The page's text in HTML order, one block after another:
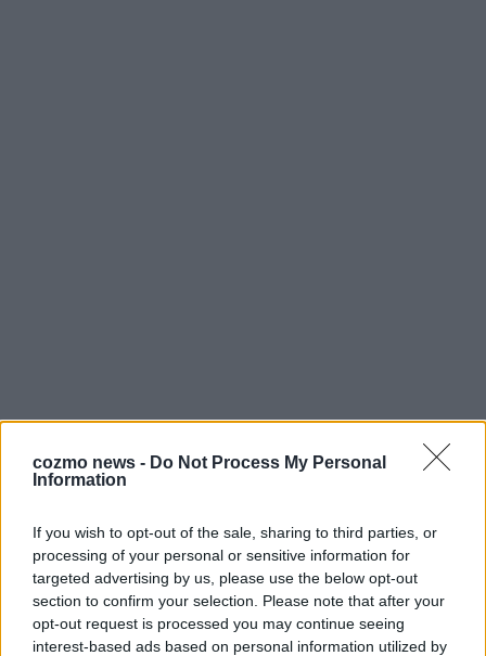
cozmo news - Do Not Process My Personal
Information
If you wish to opt-out of the sale, sharing to third parties, or
processing of your personal or sensitive information for
targeted advertising by us, please use the below opt-out
section to confirm your selection. Please note that after your
opt-out request is processed you may continue seeing
interest-based ads based on personal information utilized by
AD